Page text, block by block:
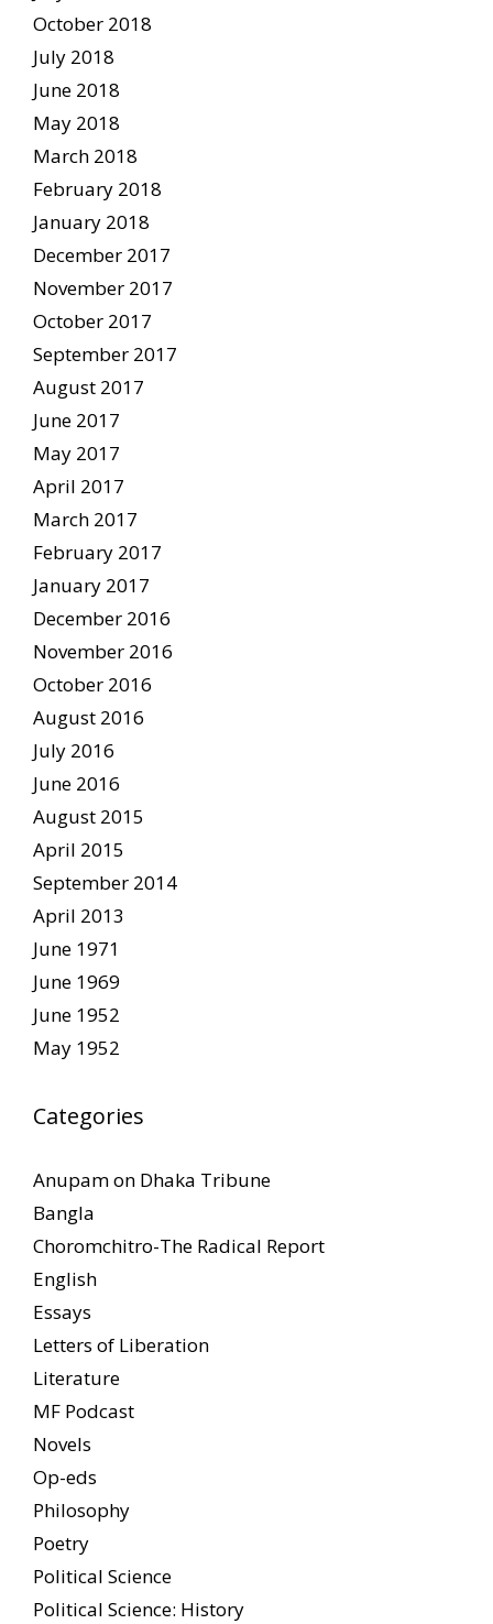
October 2018
July 2018
June 2018
May 2018
March 2018
February 2018
January 2018
December 2017
November 2017
October 2017
September 2017
August 2017
June 2017
May 2017
April 2017
March 2017
February 2017
January 2017
December 2016
November 2016
October 2016
August 2016
July 2016
June 2016
August 2015
April 2015
September 2014
April 2013
June 1971
June 1969
June 1952
May 1952
Categories
Anupam on Dhaka Tribune
Bangla
Choromchitro-The Radical Report
English
Essays
Letters of Liberation
Literature
MF Podcast
Novels
Op-eds
Philosophy
Poetry
Political Science
Political Science: History